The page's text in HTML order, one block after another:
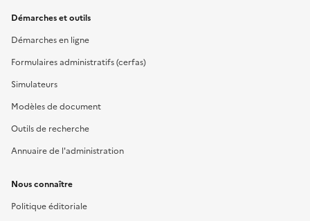
Démarches et outils
Démarches en ligne
Formulaires administratifs (cerfas)
Simulateurs
Modèles de document
Outils de recherche
Annuaire de l'administration
Nous connaître
Politique éditoriale